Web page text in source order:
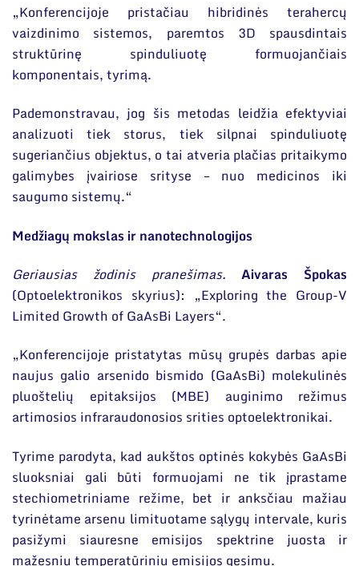
„Konferencijoje pristačiau hibridinės terahercų
vaizdinimo sistemos, paremtos 3D spausdintais
struktūrinę spinduliuotę formuojančiais
komponentais, tyrimą.
Pademonstravau, jog šis metodas leidžia efektyviai
analizuoti tiek storus, tiek silpnai spinduliuotę
sugeriančius objektus, o tai atveria plačias pritaikymo
galimybes įvairiose srityse – nuo medicinos iki
saugumo sistemų.“
Medžiagų mokslas ir nanotechnologijos
Geriausias žodinis pranešimas.
Aivaras Špokas
(Optoelektronikos skyrius): „Exploring the Group-V
Limited Growth of GaAsBi Layers“.
„Konferencijoje pristatytas mūsų grupės darbas apie
naujus galio arsenido bismido (GaAsBi) molekulinės
pluoštelių epitaksijos (MBE) auginimo režimus
artimosios infraraudonosios srities optoelektronikai.
Tyrime parodyta, kad aukštos optinės kokybės GaAsBi
sluoksniai gali būti formuojami ne tik įprastame
stechiometriniame režime, bet ir anksčiau mažiau
tyrinėtame arsenu limituotame sąlygų intervale, kuris
pasižymi siauresne emisijos spektrine juosta ir
mažesniu temperatūriniu emisijos gesimu.